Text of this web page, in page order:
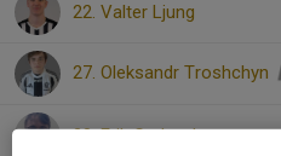
22. Valter Ljung
27. Oleksandr Troshchyn
28. Erik Gerhardsson